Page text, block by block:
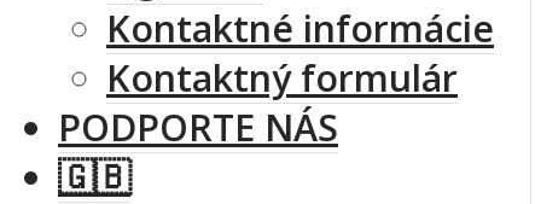
Kontaktné informácie
Kontaktný formulár
PODPORTE NÁS
🇬🇧